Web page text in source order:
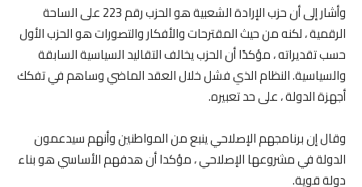
وأشار إلى أن حزب الإرادة الشعبية هو الحزب رقم 223 على الساحة
الرقمية ، لكنه من حيث المقترحات والأفكار والتصورات هو الحزب الأول
حسب تقديراته ، مؤكدًا أن الحزب يخالف التقاليد السياسية السابقة
والسياسية. النظام الذي فشل خلال العقد الماضي وساهم في تفكك
أجهزة الدولة ، على حد تعبيره.
وقال إن برنامجهم الإصلاحي ينبع من المواطنين وأنهم سيدعمون
الدولة في مشروعها الإصلاحي ، مؤكدا أن هدفهم الأساسي هو بناء
دولة قوية.